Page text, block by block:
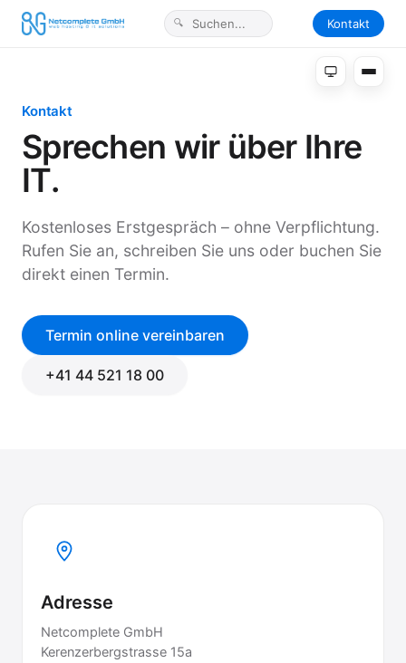
Kontakt
Kontakt
Sprechen wir über Ihre
IT.
Kostenloses Erstgespräch – ohne Verpflichtung.
Rufen Sie an, schreiben Sie uns oder buchen Sie
direkt einen Termin.
Termin online vereinbaren
+41 44 521 18 00
Adresse
Netcomplete GmbH
Kerenzerbergstrasse 15a